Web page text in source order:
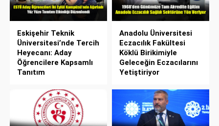
Eskişehir Teknik
Üniversitesi’nde Tercih
Heyecanı: Aday
Öğrencilere Kapsamlı
Tanıtım
Anadolu Üniversitesi
Eczacılık Fakültesi
Köklü Birikimiyle
Geleceğin Eczacılarını
Yetiştiriyor